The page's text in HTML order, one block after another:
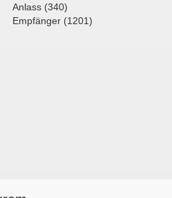
Anlass (340)
Empfänger (1201)